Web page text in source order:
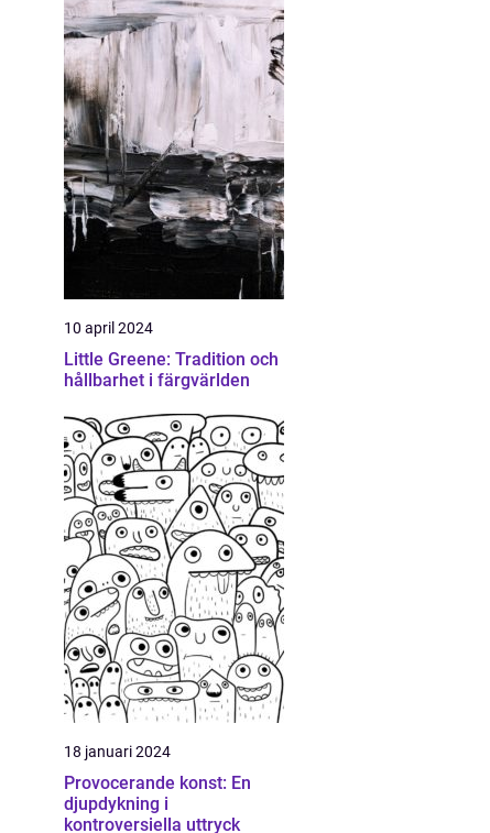
10 april 2024
Little Greene: Tradition och
hållbarhet i färgvärlden
18 januari 2024
Provocerande konst: En
djupdykning i
kontroversiella uttryck